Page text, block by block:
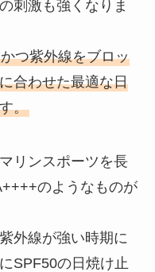
刺激も強くなりま
つ紫外線をブロッ
合わせた最適な日
。
リンスポーツを長
のようなものが
外線が強い時期に
SPF50の日焼け止